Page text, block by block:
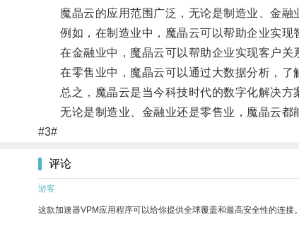
魔晶云的应用范围广泛，无论是制造业、金融
例如，在制造业中，魔晶云可以帮助企业实现
在金融业中，魔晶云可以帮助企业实现客户关
在零售业中，魔晶云可以通过大数据分析，了
总之，魔晶云是当今科技时代的数字化解决方
无论是制造业、金融业还是零售业，魔晶云都
#3#
评论
游客
这款加速器VPM应用程序可以给你提供全球覆盖和最高安全性的连接。